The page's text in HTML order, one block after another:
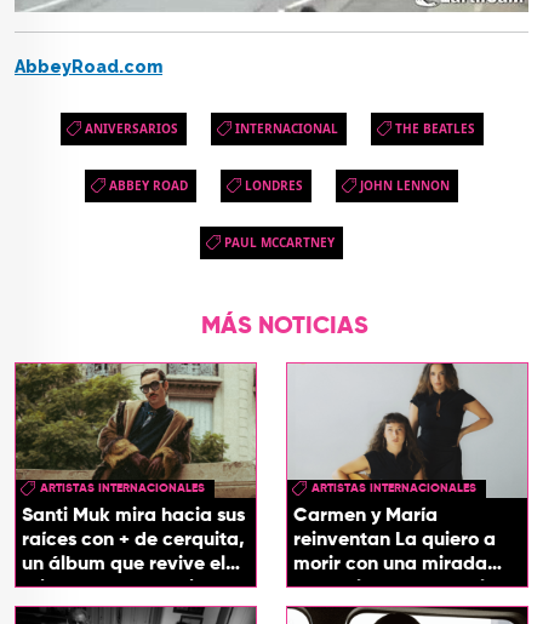
AbbeyRoad.com
ANIVERSARIOS INTERNACIONAL THE BEATLES
ABBEY ROAD LONDRES JOHN LENNON
PAUL MCCARTNEY
MÁS NOTICIAS
ARTISTAS INTERNACIONALES
Santi Muk mira hacia sus
raíces con + de cerquita,
un álbum que revive el
origen de sus canciones
ARTISTAS INTERNACIONALES
Carmen y María
reinventan La quiero a
morir con una mirada
entre el flamenco y el
soul